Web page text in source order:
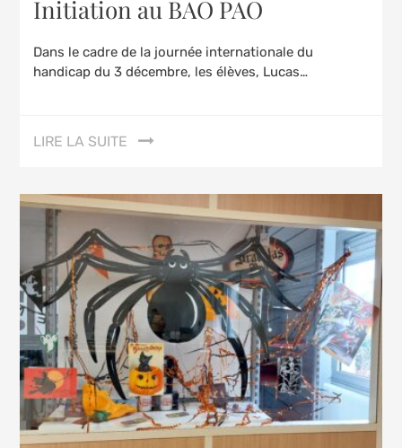
Initiation au BAO PAO
Dans le cadre de la journée internationale du
handicap du 3 décembre, les élèves, Lucas…
LIRE LA SUITE